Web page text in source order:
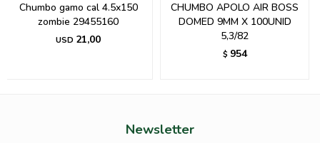
Chumbo gamo cal 4.5x150
zombie 29455160
USD 21,00
CHUMBO APOLO AIR BOSS
DOMED 9MM X 100UNID
5,3/82
$ 954
Newsletter